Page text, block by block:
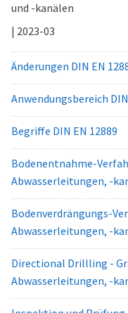
und -kanälen
| 2023-03
Änderungen DIN EN
Anwendungsbereich
Begriffe DIN EN 12889
Bodenentnahme-
Abwasserleitungen, -
Bodenverdrängungs-
Abwasserleitungen, -
Directional Drillling -
Abwasserleitungen, -